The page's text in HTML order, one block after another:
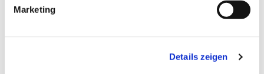
Marketing
Details zeigen